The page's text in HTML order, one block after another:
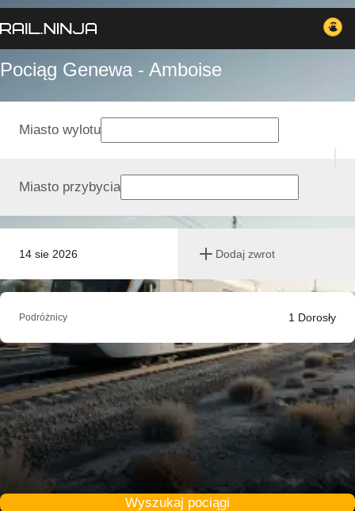
Pociąg Genewa - Amboise
14 sie 2026 Dodaj zwrot
Miasto wylotu
Miasto przybycia
Podróżnicy 1 Dorosły
Wyszukaj pociągi